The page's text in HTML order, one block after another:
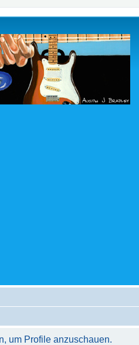
um Profile anzuschauen.